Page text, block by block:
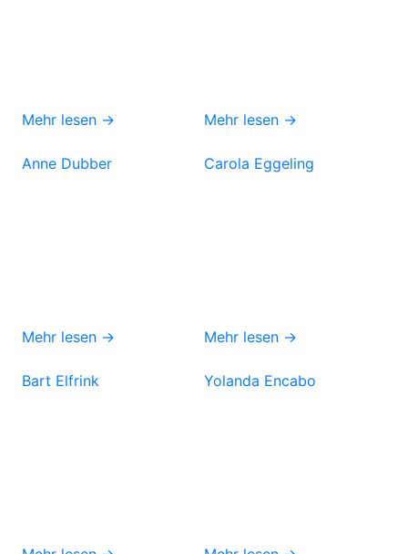
Mehr lesen → Mehr lesen →
Anne Dubber
Mehr lesen →
Carola Eggeling
Mehr lesen →
Bart Elfrink Yolanda Encabo